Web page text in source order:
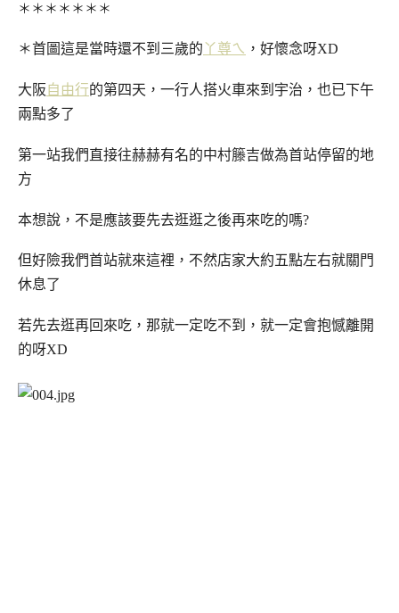
＊＊＊＊＊＊＊
＊首圖這是當時還不到三歲的 丫尊ㄟ ，好懷念呀XD
大阪自由行的第四天，一行人搭火車來到宇治，也已下午
兩點多了
第一站我們直接往赫赫有名的中村籐吉做為首站停留的地
方
本想說，不是應該要先去逛逛之後再來吃的嗎?
但好險我們首站就來這裡，不然店家大約五點左右就關門
休息了
若先去逛再回來吃，那就一定吃不到，就一定會抱憾離開
的呀XD